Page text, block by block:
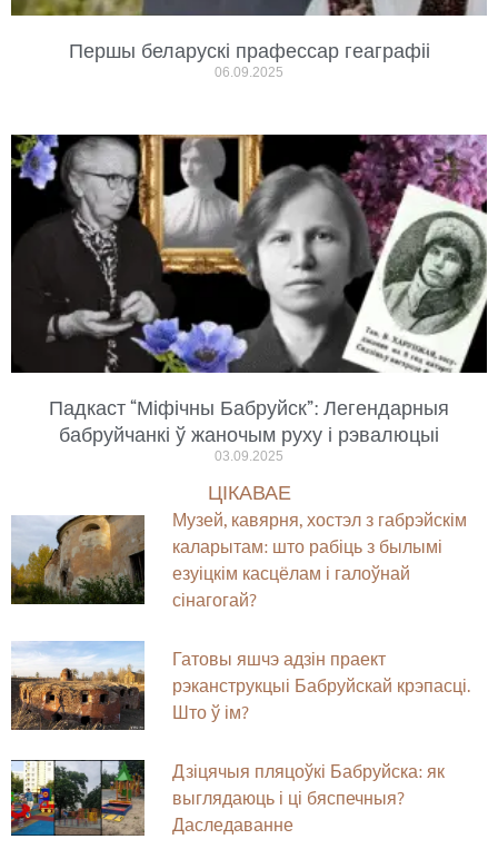
Першы беларускі прафессар геаграфіі
06.09.2025
Падкаст “Міфічны Бабруйск”: Легендарныя
бабруйчанкі ў жаночым руху і рэвалюцыі
03.09.2025
ЦІКАВАЕ
Музей, кавярня, хостэл з габрэйскім
каларытам: што рабіць з былымі
езуіцкім касцёлам і галоўнай
сінагогай?
Гатовы яшчэ адзін праект
рэканструкцыі Бабруйскай крэпасці.
Што ў ім?
Дзіцячыя пляцоўкі Бабруйска: як
выглядаюць і ці бяспечныя?
Даследаванне